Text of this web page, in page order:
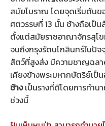
สมัยโบราณ โดยจุดเริ่มต้นข
ศตวรรษที่ 13 นั้น ช้างถือเป็
ตั้งแต่สมัยราชอาณาจักรสุโ
จนถึงกรุงรัตนโกสินทร์ในปัจ
สัตว์ที่สูงส่ง มีความชาญฉล
เคียงข้างพระมหากษัตริย์เป็น
ช้างเป็นรางที่ดีโดยการทำน
ช่วงนี้